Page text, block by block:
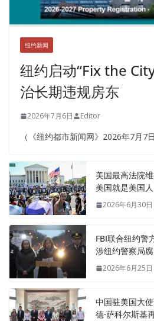
纽约新闻
纽约启动“Fix the
治长期违规房东
2026年7月6日 Editor
（《纽约都市新闻网》2026年7月7
美国最高法院
美国就是美国人
2026年6月30日
FBI联合纽约警
涉纽约警察局
2026年6月25日
中国驻美国大
德·萨科尔斯基